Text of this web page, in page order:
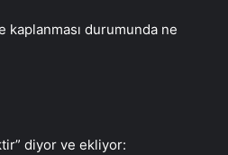
kaplanması durumunda ne
diyor ve ekliyor: